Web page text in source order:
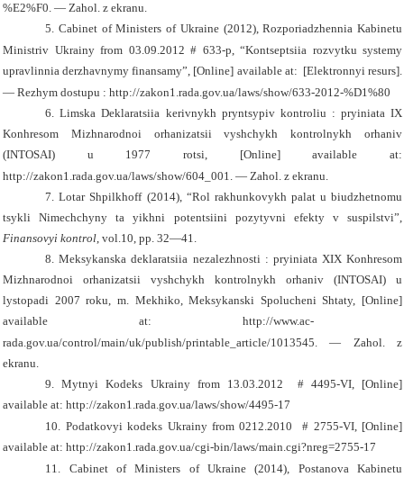
%E2%F0. — Zahol. z ekranu.
5. Cabinet of Ministers of Ukraine (2012),Rozporiadzhennia Kabinetu
Ministriv Ukrainy from 03.09.2012 # 633-p, “Kontseptsiia rozvytku systemy
upravlinnia derzhavnymy finansamy”, [Online] available at: [Elektronnyi resurs].
— Rezhym dostupu : http://zakon1.rada.gov.ua/laws/show/633-2012-%D1%80
6. Limska Deklaratsiia kerivnykh pryntsypiv kontroliu : pryiniata IX
Konhresom Mizhnarodnoi orhanizatsii vyshchykh kontrolnykh orhaniv
(INTOSAI) u 1977 rotsi, [Online]available at:
http://zakon1.rada.gov.ua/laws/show/604_001. — Zahol. z ekranu.
7. Lotar Shpilkhoff (2014), “Rol rakhunkovykh palat u biudzhetnomu
tsykli Nimechchyny ta yikhni potentsiini pozytyvni efekty v suspilstvi”,
Finansovyi kontrol, vol.10, pp. 32—41.
8. Meksykanska deklaratsiia nezalezhnosti : pryiniata XIX Konhresom
Mizhnarodnoi orhanizatsii vyshchykh kontrolnykh orhaniv (INTOSAI) u
lystopadi 2007 roku, m. Mekhiko, Meksykanski Spolucheni Shtaty, [Online]
available at: http://www.ac-
rada.gov.ua/control/main/uk/publish/printable_article/1013545. — Zahol. z
ekranu.
9. Mytnyi Kodeks Ukrainy from 13.03.2012 # 4495-VI, [Online]
available at: http://zakon1.rada.gov.ua/laws/show/4495-17
10. Podatkovyi kodeks Ukrainy from 0212.2010 # 2755-VI, [Online]
available at: http://zakon1.rada.gov.ua/cgi-bin/laws/main.cgi?nreg=2755-17
11. Cabinet of Ministers of Ukraine (2014), Postanova Kabinetu